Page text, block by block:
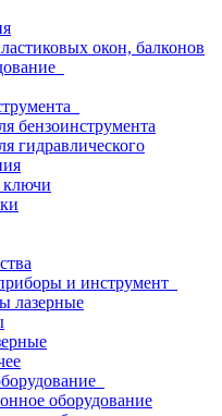
окон, балконов
бензоинструмента
гидравлического
и инструмент
лазерные
оборудование